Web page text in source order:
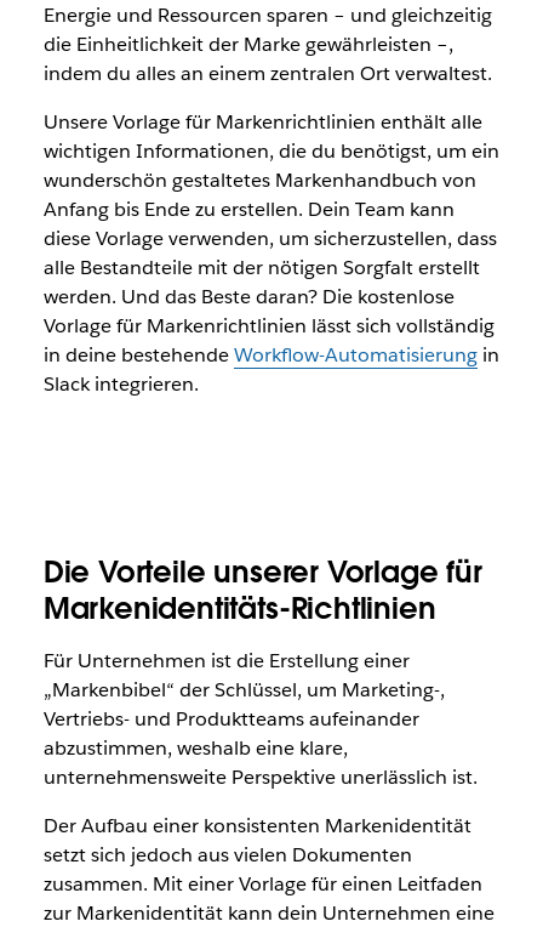
Energie und Ressourcen sparen – und gleichzeitig
die Einheitlichkeit der Marke gewährleisten –,
indem du alles an einem zentralen Ort verwaltest.
Unsere Vorlage für Markenrichtlinien enthält alle
wichtigen Informationen, die du benötigst, um ein
wunderschön gestaltetes Markenhandbuch von
Anfang bis Ende zu erstellen. Dein Team kann
diese Vorlage verwenden, um sicherzustellen, dass
alle Bestandteile mit der nötigen Sorgfalt erstellt
werden. Und das Beste daran? Die kostenlose
Vorlage für Markenrichtlinien lässt sich vollständig
in deine bestehendeWorkflow-Automatisierungin
Slack integrieren.
Die Vorteile unserer Vorlage für
Markenidentitäts-Richtlinien
Für Unternehmen ist die Erstellung einer
„Markenbibel“ der Schlüssel, um Marketing-,
Vertriebs- und Produktteams aufeinander
abzustimmen, weshalb eine klare,
unternehmensweite Perspektive unerlässlich ist.
Der Aufbau einer konsistenten Markenidentität
setzt sich jedoch aus vielen Dokumenten
zusammen. Mit einer Vorlage für einen Leitfaden
zur Markenidentität kann dein Unternehmen eine